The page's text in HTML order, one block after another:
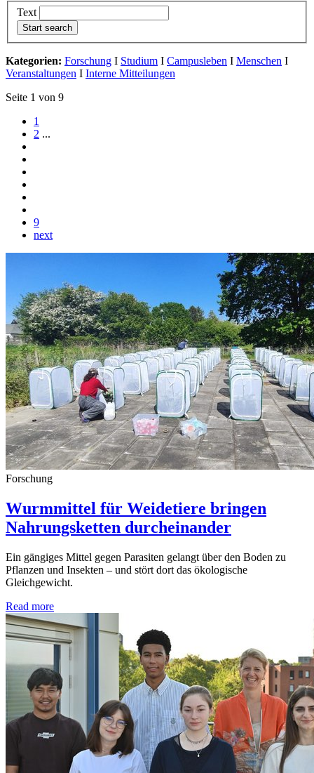
Text
Kategorien: Forschung I Studium I Campusleben I Menschen I
Veranstaltungen I Interne Mitteilungen
Seite 1 von 9
1
2 ...
9
next
Forschung
Wurmmittel für Weidetiere bringen
Nahrungsketten durcheinander
Ein gängiges Mittel gegen Parasiten gelangt über den Boden zu
Pflanzen und Insekten – und stört dort das ökologische
Gleichgewicht.
Read more